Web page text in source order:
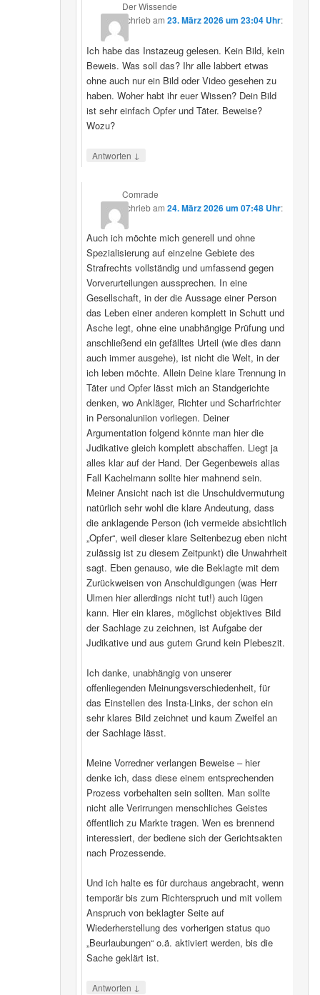
Der Wissende
schriebam23. März 2026 um 23:04 Uhr:
Ich habe das Instazeug gelesen. Kein Bild, kein
Beweis. Was soll das? Ihr alle labbert etwas
ohne auch nur ein Bild oder Video gesehen zu
haben. Woher habt ihr euer Wissen? Dein Bild
ist sehr einfach Opfer und Täter. Beweise?
Wozu?
Antworten ↓
Comrade
schriebam24. März 2026 um 07:48 Uhr:
Auch ich möchte mich generell und ohne
Spezialisierung auf einzelne Gebiete des
Strafrechts vollständig und umfassend gegen
Vorverurteilungen aussprechen. In eine
Gesellschaft, in der die Aussage einer Person
das Leben einer anderen komplett in Schutt und
Asche legt, ohne eine unabhängige Prüfung und
anschließend ein gefälltes Urteil (wie dies dann
auch immer ausgehe), ist nicht die Welt, in der
ich leben möchte. Allein Deine klare Trennung in
Täter und Opfer lässt mich an Standgerichte
denken, wo Ankläger, Richter und Scharfrichter
in Personaluniion vorliegen. Deiner
Argumentation folgend könnte man hier die
Judikative gleich komplett abschaffen. Liegt ja
alles klar auf der Hand. Der Gegenbeweis alias
Fall Kachelmann sollte hier mahnend sein.
Meiner Ansicht nach ist die Unschuldvermutung
natürlich sehr wohl die klare Andeutung, dass
die anklagende Person (ich vermeide absichtlich
„Opfer“, weil dieser klare Seitenbezug eben nicht
zulässig ist zu diesem Zeitpunkt) die Unwahrheit
sagt. Eben genauso, wie die Beklagte mit dem
Zurückweisen von Anschuldigungen (was Herr
Ulmen hier allerdings nicht tut!) auch lügen
kann. Hier ein klares, möglichst objektives Bild
der Sachlage zu zeichnen, ist Aufgabe der
Judikative und aus gutem Grund kein Plebeszit.
Ich danke, unabhängig von unserer
offenliegenden Meinungsverschiedenheit, für
das Einstellen des Insta-Links, der schon ein
sehr klares Bild zeichnet und kaum Zweifel an
der Sachlage lässt.
Meine Vorredner verlangen Beweise – hier
denke ich, dass diese einem entsprechenden
Prozess vorbehalten sein sollten. Man sollte
nicht alle Verirrungen menschliches Geistes
öffentlich zu Markte tragen. Wen es brennend
interessiert, der bediene sich der Gerichtsakten
nach Prozessende.
Und ich halte es für durchaus angebracht, wenn
temporär bis zum Richterspruch und mit vollem
Anspruch von beklagter Seite auf
Wiederherstellung des vorherigen status quo
„Beurlaubungen“ o.ä. aktiviert werden, bis die
Sache geklärt ist.
Antworten ↓